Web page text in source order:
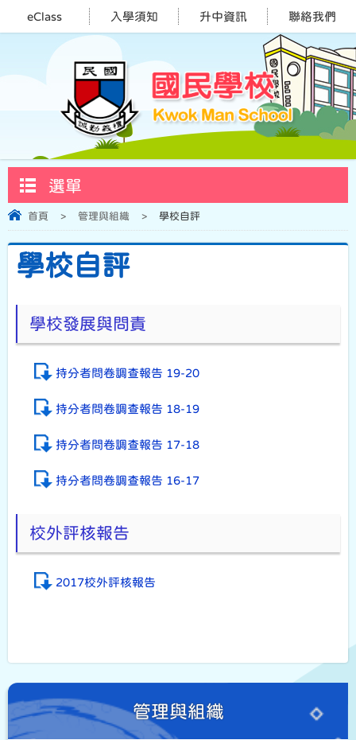
eClass 入學須知 升中資訊 聯絡我們
選單
首頁 > 管理與組織 > 學校自評
學校自評
學校發展與問責
持分者問卷調查報告 19-20
持分者問卷調查報告 18-19
持分者問卷調查報告 17-18
持分者問卷調查報告 16-17
校外評核報告
2017校外評核報告
管理與組織